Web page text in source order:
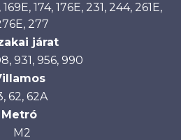
169E, 174, 176E, 231, 244, 261E,
277
járat
931, 956, 990
62, 62A
Metró
M2